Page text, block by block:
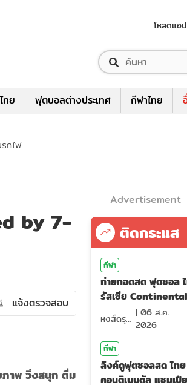
โหลดแอป
ทย ฟุตบอลต่างประเทศ กีฬาไทย
ถไฟ
by 7-
แจ้งตรวจสอบ
าพ วิ่งสนุก ดื่ม
Advertisement
ติดกระแส
กีฬา
ถ่ายทอดสด ฟุตซอล
รัสเซีย
สุดท้าย
หงส์ดรุณ | 06 ส.ค.
2026
กีฬา
ลิงค์ดูฟุตซอลสด ไท
คอนติเนนตัล แชมเ